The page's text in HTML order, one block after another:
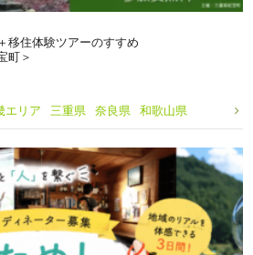
移住体験ツアーのすすめ
町＞
エリア 三重県 奈良県 和歌山県